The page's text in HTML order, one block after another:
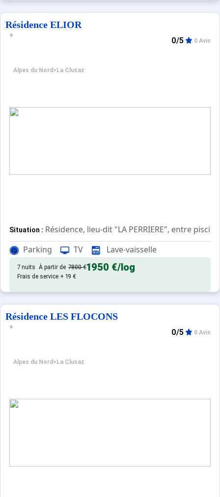
Résidence ELIOR
Alpes du Nord > La Clusaz
0/5 0 Avis
Situation : Résidence, lieu-dit "LA PERRIERE", entre
Accès résidence par des escaliers extérieurs
Appartement de particulier :Confortable et agréable, ce
Parking TV Lave-vaisselle
7 nuits À partir de 7800 €1950 €/log
Frais de service + 19 €
Résidence LES FLOCONS
Alpes du Nord > La Clusaz
0/5 0 Avis